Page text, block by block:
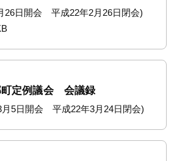
26日開会 平成22年2月26日閉会)
町定例議会 会議録
月5日開会 平成22年3月24日閉会)